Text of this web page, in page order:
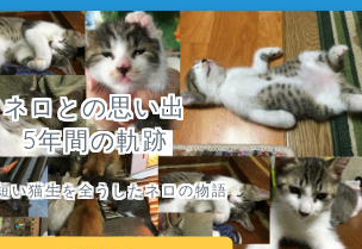
ネロとの思い出
5年間の軌跡
い猫生を全うしたネロの物語